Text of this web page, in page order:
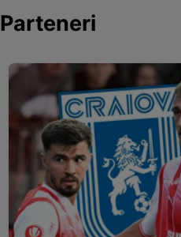
Parteneri